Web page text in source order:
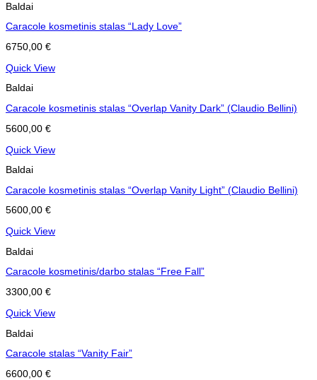
Baldai
Caracole kosmetinis stalas “Lady Love”
6750,00 €
Quick View
Baldai
Caracole kosmetinis stalas “Overlap Vanity Dark” (Claudio Bellini)
5600,00 €
Quick View
Baldai
Caracole kosmetinis stalas “Overlap Vanity Light” (Claudio Bellini)
5600,00 €
Quick View
Baldai
Caracole kosmetinis/darbo stalas “Free Fall”
3300,00 €
Quick View
Baldai
Caracole stalas “Vanity Fair”
6600,00 €